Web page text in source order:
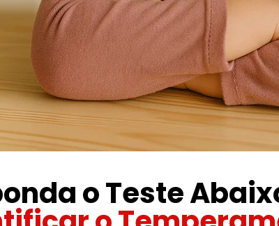
o Teste